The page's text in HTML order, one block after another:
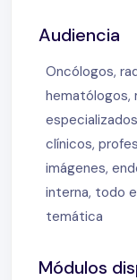
¿Cuál es la
MD
Síndrome
Leucemia
Anomalías
Deleción
Audiencia
Oncólogos,
hematólogos,
clínicos,
imágenes,
interna, todo
temática
Módulos